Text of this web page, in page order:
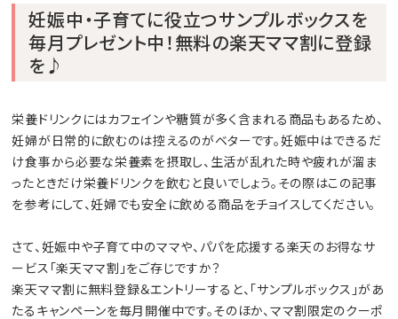
妊娠中・子育てに役立つサンプルボックスを
毎月プレゼント中！無料の楽天ママ割に登録
を♪
栄養ドリンクにはカフェインや糖質が多く含まれる商品もあるため、
妊婦が日常的に飲むのは控えるのがベターです。妊娠中はできるだ
け食事から必要な栄養素を摂取し、生活が乱れた時や疲れが溜ま
ったときだけ栄養ドリンクを飲むと良いでしょう。その際はこの記事
を参考にして、妊婦でも安全に飲める商品をチョイスしてください。
さて、妊娠中や子育て中のママや、パパを応援する楽天のお得なサ
ービス「楽天ママ割」をご存じですか？
楽天ママ割に無料登録＆エントリーすると、「サンプルボックス」があ
たるキャンペーンを毎月開催中です。そのほか、ママ割限定のクーポ